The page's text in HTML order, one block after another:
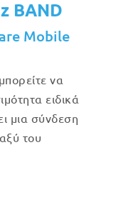
BAND
Mobile
να
ειδικά
μια σύνδεση
του